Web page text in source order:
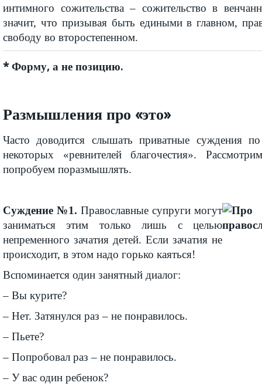
интимного сожительства – сожительство в
значит, что призывая быть едиными в главном,
свободу во второстепенном.
* Форму, а не позицию.
Размышления про «это»
Часто доводится слышать приватные суждения
некоторых «ревнителей благочестия».
попробуем поразмышлять.
Суждение №1. Православные супруги могут
заниматься этим только лишь с целью
непременного зачатия детей. Если зачатия не
происходит, в этом надо горько каяться!
Вспоминается один занятный диалог:
– Вы курите?
– Нет. Затянулся раз – не понравилось.
– Пьете?
– Попробовал раз – не понравилось.
– У вас один ребенок?